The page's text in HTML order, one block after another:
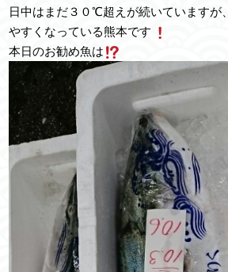
日中はまだ３０℃超えが続いていますが
やすくなっている熊本です
本日のお勧め魚は